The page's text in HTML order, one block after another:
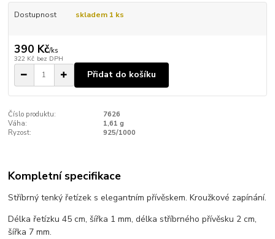
Dostupnost skladem 1 ks
390 Kč/ks
322 Kč bez DPH
Přidat do košíku
Číslo produktu:
7626
Váha:
1,61 g
Ryzost:
925/1000
Kompletní specifikace
Stříbrný tenký řetízek s elegantním přívěskem. Kroužkové zapínání.
Délka řetízku 45 cm, šířka 1 mm, délka stříbrného přívěsku 2 cm,
šířka 7 mm.